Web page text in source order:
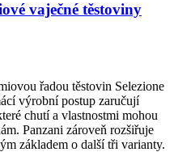
vaječné těstoviny
řadou těstovin Selezione
výrobní postup zaručují
chutí a vlastnostmi mohou
Panzani zároveň rozšiřuje
základem o další tři varianty.